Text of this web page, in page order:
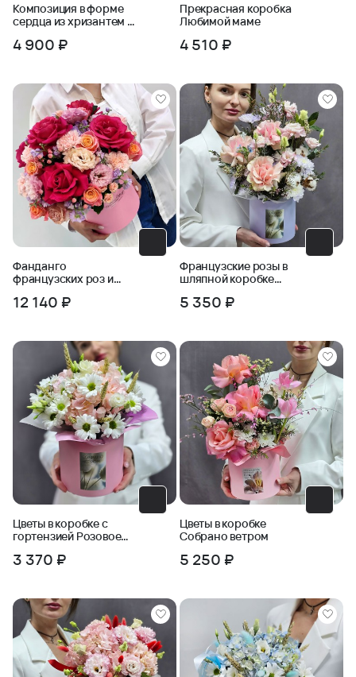
Композиция в форме
сердца из хризантем и
4 900 ₽
Прекрасная коробка
Любимой маме
4 510 ₽
Фанданго
французских роз и
12 140 ₽
Французские розы в
шляпной коробке
5 350 ₽
Цветы в коробке с
гортензией Розовое
3 370 ₽
Цветы в коробке
Собрано ветром
5 250 ₽